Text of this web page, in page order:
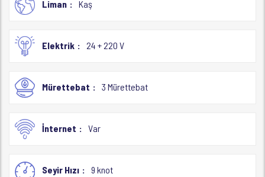
Liman Kaş
Elektrik 24 + 220 V
Mürettebat 3 Mürettebat
İnternet Var
Seyir Hızı 9 knot